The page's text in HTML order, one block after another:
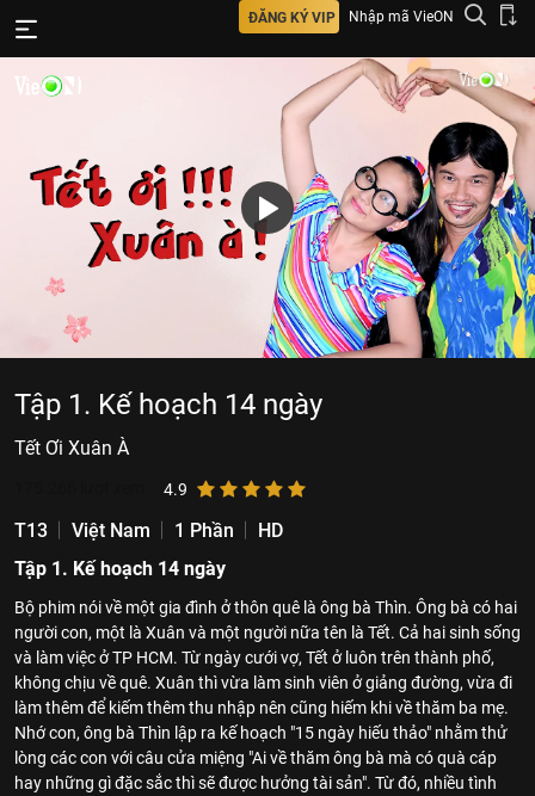
ĐĂNG KÝ VIP Nhập mã VieON
Tập 1. Kế hoạch 14 ngày
Tết Ơi Xuân À
4.9
T13 Việt Nam 1 Phần
HD
Tập 1. Kế hoạch 14 ngày
Bộ phim nói về một gia đình ở thôn quê là ông bà Thìn. Ông bà có hai
người con, một là Xuân và một người nữa tên là Tết. Cả hai sinh sống
và làm việc ở TP HCM. Từ ngày cưới vợ, Tết ở luôn trên thành phố,
không chịu về quê. Xuân thì vừa làm sinh viên ở giảng đường, vừa đi
làm thêm để kiếm thêm thu nhập nên cũng hiếm khi về thăm ba mẹ.
Nhớ con, ông bà Thìn lập ra kế hoạch "15 ngày hiếu thảo" nhằm thử
lòng các con với câu cửa miệng "Ai về thăm ông bà mà có quà cáp
hay những gì đặc sắc thì sẽ được hưởng tài sản". Từ đó, nhiều tình